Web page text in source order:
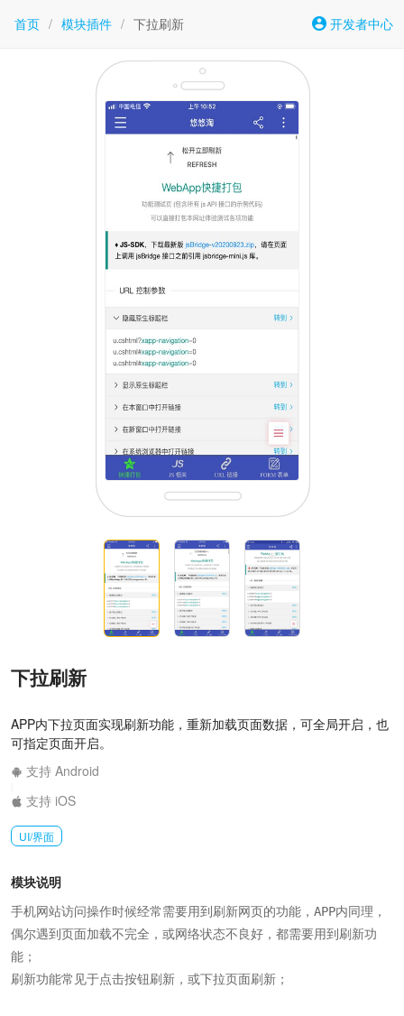
首页 / 模块插件 / 下拉刷新 开发者中心
下拉刷新
APP内下拉页面实现刷新功能，重新加载页面数据，可全局开启，也
可指定页面开启。
支持 Android
支持 iOS
UI/界面
模块说明
手机网站访问操作时候经常需要用到刷新网页的功能，APP内同理，
偶尔遇到页面加载不完全，或网络状态不良好，都需要用到刷新功
能；
刷新功能常见于点击按钮刷新，或下拉页面刷新；